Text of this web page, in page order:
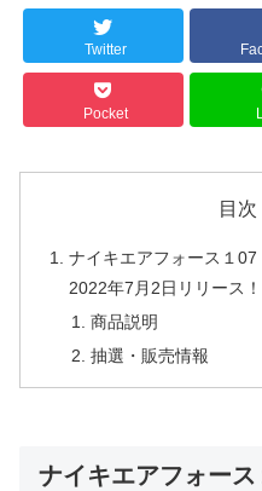
Twitter
Pocket
目次
ナイキエアフォース１
2022年7月2日リリース！
商品説明
抽選・販売情報
ナイキエアフォー